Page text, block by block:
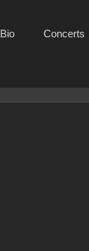
Bio Concerts